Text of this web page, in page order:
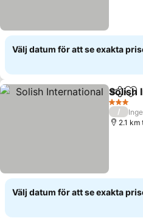
Välj datum för att se exakta
Dela
Solish
3 Stjärnor
/
2.1
Välj datum för att se exakta